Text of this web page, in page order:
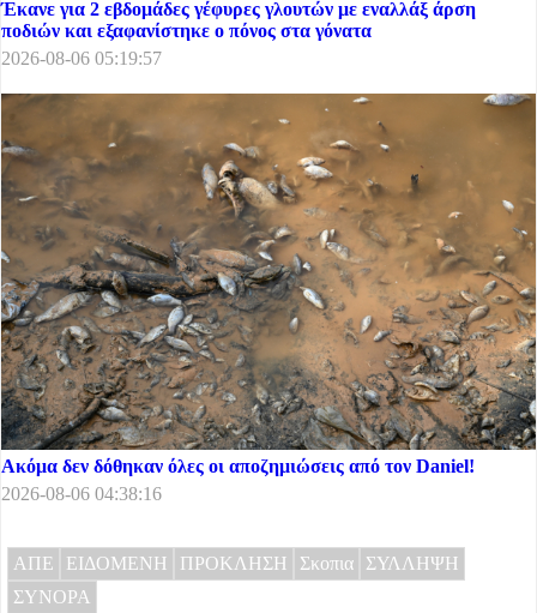
Έκανε για 2 εβδομάδες γέφυρες γλουτών με εναλλάξ άρση
ποδιών και εξαφανίστηκε ο πόνος στα γόνατα
2026-08-06 05:19:57
Ακόμα δεν δόθηκαν όλες οι αποζημιώσεις από τον Daniel!
2026-08-06 04:38:16
ΑΠΕ ΕΙΔΟΜΕΝΗ ΠΡΟΚΛΗΣΗ Σκοπια
ΣΥΛΛΗΨΗ
ΣΥΝΟΡΑ